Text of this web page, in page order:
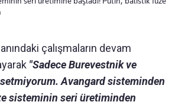
çalışmaların devam
"Sadece Burevestnik ve
Avangard sisteminden
sisteminin seri üretiminden